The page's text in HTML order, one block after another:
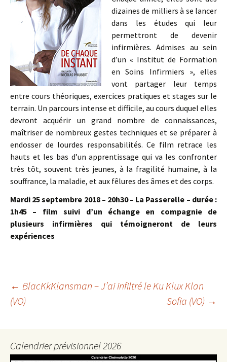
dizaines de milliers à se lancer
dans les études qui leur
permettront de devenir
infirmières. Admises au sein
d’un « Institut de Formation
en Soins Infirmiers », elles
vont partager leur temps
entre cours théoriques, exercices pratiques et stages sur le
terrain. Un parcours intense et difficile, au cours duquel elles
devront acquérir un grand nombre de connaissances,
maîtriser de nombreux gestes techniques et se préparer à
endosser de lourdes responsabilités. Ce film retrace les
hauts et les bas d’un apprentissage qui va les confronter
très tôt, souvent très jeunes, à la fragilité humaine, à la
souffrance, la maladie, et aux fêlures des âmes et des corps.
Mardi 25 septembre 2018 – 20h30 – La Passerelle – durée :
1h45 – film suivi d’un échange en compagnie de
plusieurs infirmières qui témoigneront de leurs
expériences
Navigation
des
← BlacKkKlansman – J’ai infiltré le Ku Klux Klan
(VO)
Sofia (VO) →
Calendrier prévisionnel 2026